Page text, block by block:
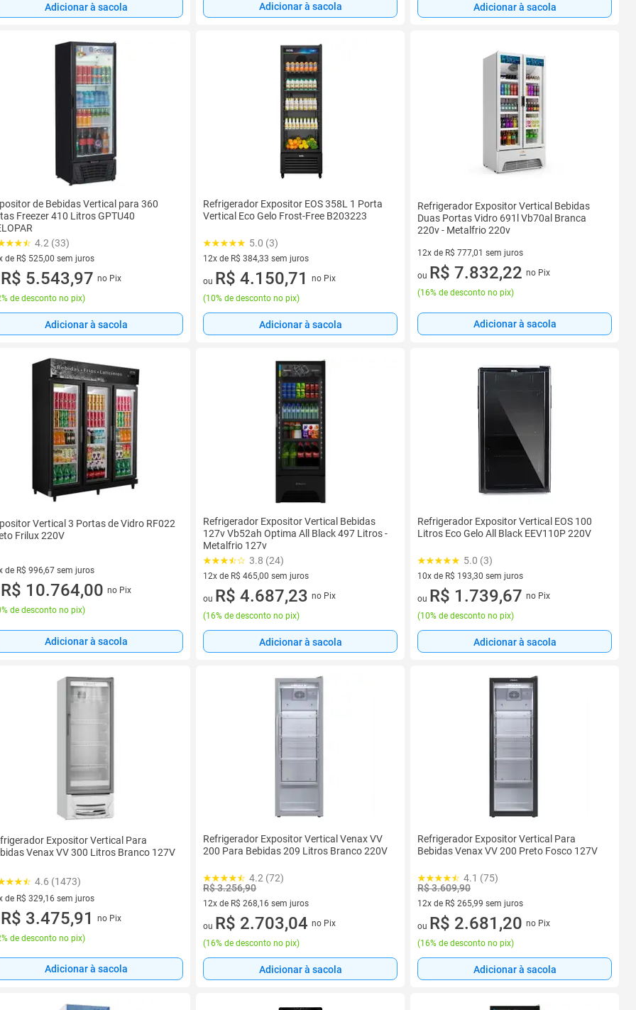
Adicionar à sacola Adicionar à sacola Adicionar à sacola
de Bebidas Vertical para 360
Freezer 410 Litros GPTU40
4.2 (33)
de R$ 525,00 sem juros
vez de R$ 525,00 sem juros
R$ 5.543,97 no Pix
de desconto no pix)
Adicionar à sacola
Refrigerador Expositor EOS 358L 1 Porta
Vertical Eco Gelo Frost-Free B203223
5.0 (3)
12x de R$ 384,33 sem juros
12 vez de R$ 384,33 sem juros
ou R$ 4.150,71
no Pix
(10% de desconto no pix)
Adicionar à sacola
Refrigerador Expositor Vertical Bebidas
Duas Portas Vidro 691l Vb70al Branca
220v - Metalfrio 220v
12x de R$ 777,01 sem juros
12 vez de R$ 777,01 sem juros
ou R$ 7.832,22 no Pix
(16% de desconto no pix)
Adicionar à sacola
Vertical 3 Portas de Vidro RF022
Frilux 220V
de R$ 996,67 sem juros
vez de R$ 996,67 sem juros
R$ 10.764,00 no Pix
de desconto no pix)
Adicionar à sacola
Refrigerador Expositor Vertical Bebidas
127v Vb52ah Optima All Black 497 Litros -
Metalfrio 127v
3.8 (24)
12x de R$ 465,00 sem juros
12 vez de R$ 465,00 sem juros
ou R$ 4.687,23 no Pix
(16% de desconto no pix)
Adicionar à sacola
Refrigerador Expositor Vertical EOS 100
Litros Eco Gelo All Black EEV110P 220V
5.0 (3)
10x de R$ 193,30 sem juros
10 vez de R$ 193,30 sem juros
ou R$ 1.739,67 no Pix
(10% de desconto no pix)
Adicionar à sacola
Expositor Vertical Para
Venax VV 300 Litros Branco 127V
4.6 (1473)
de R$ 329,16 sem juros
vez de R$ 329,16 sem juros
R$ 3.475,91
no Pix
de desconto no pix)
Adicionar à sacola
Refrigerador Expositor Vertical Venax VV
200 Para Bebidas 209 Litros Branco 220V
4.2 (72)
R$ 3.256,90
12x de R$ 268,16 sem juros
12 vez de R$ 268,16 sem juros
ou R$ 2.703,04 no Pix
(16% de desconto no pix)
Adicionar à sacola
Refrigerador Expositor Vertical Para
Bebidas Venax VV 200 Preto Fosco 127V
4.1 (75)
R$ 3.609,90
12x de R$ 265,99 sem juros
12 vez de R$ 265,99 sem juros
ou R$ 2.681,20 no Pix
(16% de desconto no pix)
Adicionar à sacola